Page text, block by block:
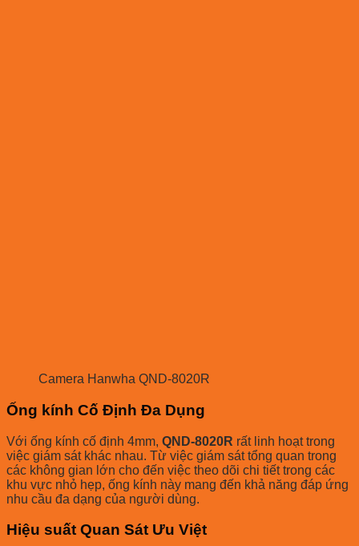
Camera Hanwha QND-8020R
Ống kính Cố Định Đa Dụng
Với ống kính cố định 4mm, QND-8020R rất linh hoạt trong
việc giám sát khác nhau. Từ việc giám sát tổng quan trong
các không gian lớn cho đến việc theo dõi chi tiết trong các
khu vực nhỏ hẹp, ống kính này mang đến khả năng đáp ứng
nhu cầu đa dạng của người dùng.
Hiệu suất Quan Sát Ưu Việt